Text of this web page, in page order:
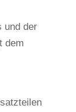
und der
dem